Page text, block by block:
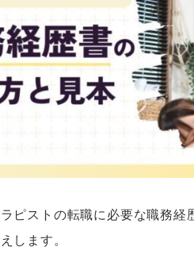
ピストの転職に必要な職務
します。